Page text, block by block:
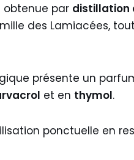
obtenue par distillation
des Lamiacées,
présente un
et en thymol.
ponctuelle en